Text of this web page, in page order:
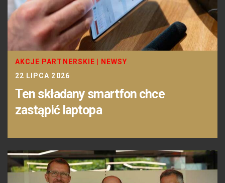
AKCJE PARTNERSKIE
NEWSY
22 LIPCA 2026
Ten składany smartfon chce
zastąpić laptopa